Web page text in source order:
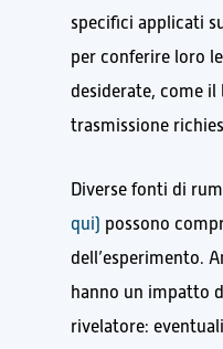
specifici applicati
per conferire loro
desiderate, come
trasmissione
Diverse fonti di
qui) possono
dell’esperimento.
hanno un impatto
rivelatore: